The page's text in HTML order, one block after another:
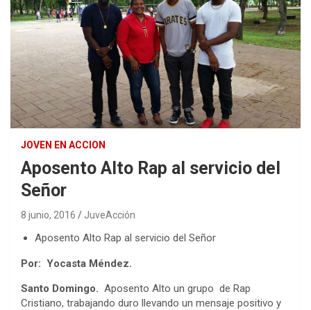
JOVEN EN ACCION
Aposento Alto Rap al servicio del
Señor
8 junio, 2016 JuveAcción
Aposento Alto Rap al servicio del Señor
Por: Yocasta Méndez.
Santo Domingo. Aposento Alto un grupo de Rap
Cristiano, trabajando duro llevando un mensaje positivo y